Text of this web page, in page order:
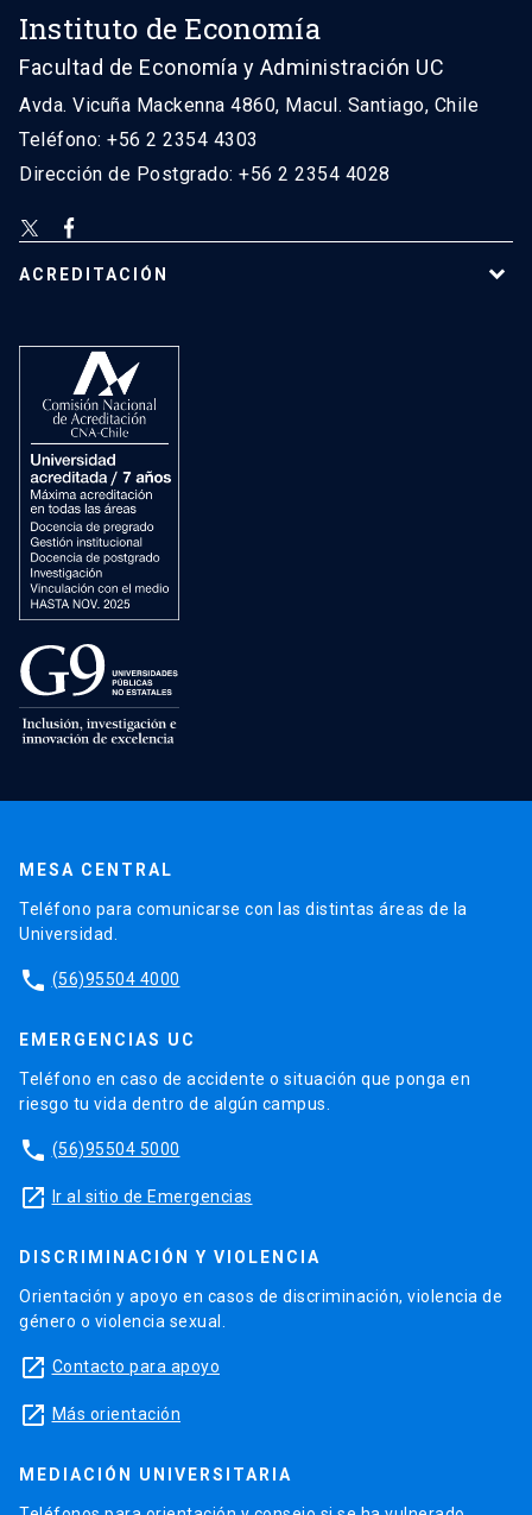
Instituto de Economía
Facultad de Economía y Administración UC
Avda. Vicuña Mackenna 4860, Macul. Santiago, Chile
Teléfono: +56 2 2354 4303
Dirección de Postgrado: +56 2 2354 4028
ACREDITACIÓN
MESA CENTRAL
Teléfono para comunicarse con las distintas áreas de la
Universidad.
phone (56)95504 4000
EMERGENCIAS UC
Teléfono en caso de accidente o situación que ponga en
riesgo tu vida dentro de algún campus.
phone (56)95504 5000
launch Ir al sitio de Emergencias
DISCRIMINACIÓN Y VIOLENCIA
Orientación y apoyo en casos de discriminación, violencia de
género o violencia sexual.
launch Contacto para apoyo
launch Más orientación
MEDIACIÓN UNIVERSITARIA